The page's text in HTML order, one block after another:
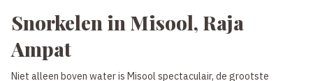
Snorkelen in Misool, Raja
Ampat
Niet alleen boven water is Misool spectaculair, de grootste